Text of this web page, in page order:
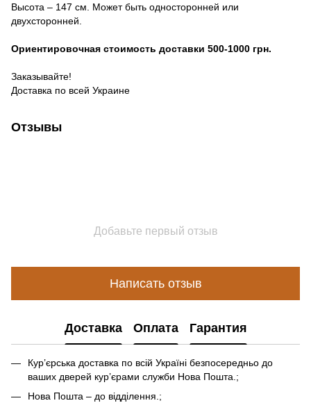
Высота – 147 см. Может быть односторонней или
двухсторонней.
Ориентировочная стоимость доставки 500-1000 грн.
Заказывайте!
Доставка по всей Украине
Отзывы
Добавьте первый отзыв
Написать отзыв
Доставка Оплата Гарантия
Кур’єрська доставка по всій Україні безпосередньо до
ваших дверей кур’єрами служби Нова Пошта.;
Нова Пошта – до відділення.;